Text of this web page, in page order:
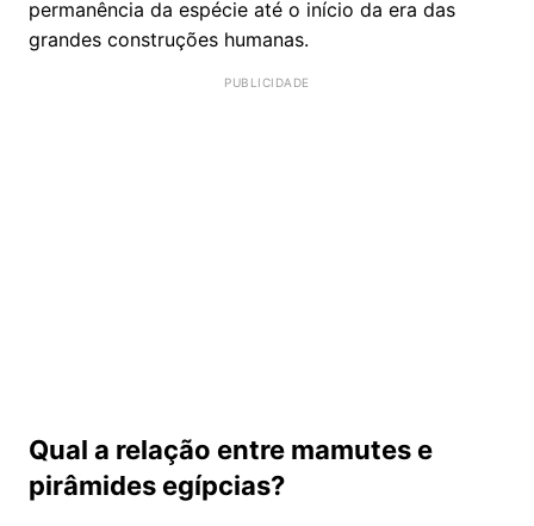
permanência da espécie até o início da era das
grandes construções humanas.
Qual a relação entre mamutes e
pirâmides egípcias?